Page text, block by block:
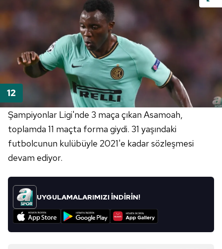
Şampiyonlar Ligi'nde 3 maça çıkan Asamoah,
toplamda 11 maçta forma giydi. 31 yaşındaki
futbolcunun kulübüyle 2021'e kadar sözleşmesi
devam ediyor.
UYGULAMALARIMIZI İNDİRİN!